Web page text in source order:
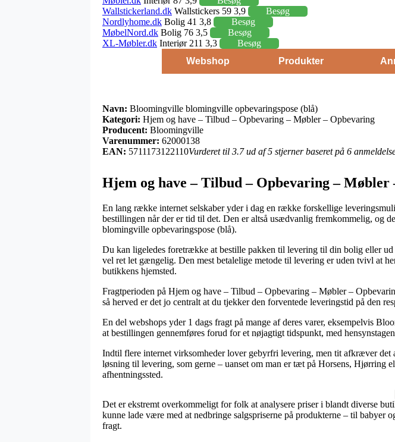
Wallstickerland.dk Wallstickers 59 3,9
Besøg
Nordlyhome.dk Bolig 41 3,8
Besøg
MøbelNord.dk Bolig 76 3,5
Besøg
XL-Møbler.dk Interiør 211 3,3
Besøg
Webshop
Produkter
Navn: Bloomingville blomingville opbevaringspose (blå)
Kategori: Hjem og have – Tilbud – Opbevaring – Møbler – Opbevaring
Producent: Bloomingville
Varenummer: 62000138
EAN: 5711173122110Vurderet til 3.7 ud af 5 stjerner baseret på 6
Hjem og have – Tilbud – Opbevaring –
En lang række internet selskaber yder i dag en række forskellige
bestillingen når der er tid til det. Den er altså usædvanlig fremkommelig, og
blomingville opbevaringspose (blå).
Du kan ligeledes foretrække at bestille pakken til levering til din bolig eller
vel ret let gængelig. Den mest betalelige metode til levering er uden tvivl at
butikkens hjemsted.
Fragtperioden på Hjem og have – Tilbud – Opbevaring – Møbler –
så herved er det jo centralt at du tjekker den forventede leveringstid på den
En del webshops yder 1 dags fragt på mange af deres varer, eksempelvis
at bestillingen gennemføres forud for et nøjagtigt tidspunkt, med
Indtil flere internet virksomheder lover gebyrfri levering, men tit afkræver det
løsning til levering, som gerne – uanset om man er tæt på Horsens,
afhentningssted.
Det er ekstremt overkommeligt for folk at analysere priser i blandt diverse
kunne lade være med at nedbringe salgspriserne på produkterne – til babyer
fragt.